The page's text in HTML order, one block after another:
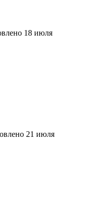
18 июля
21 июля